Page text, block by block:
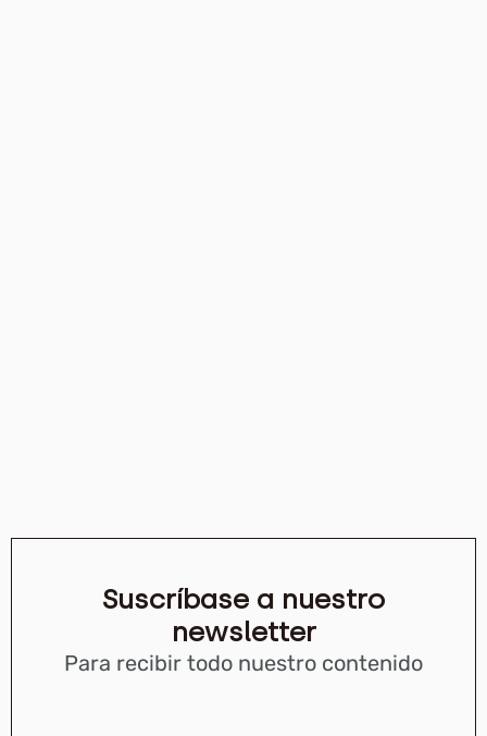
Suscríbase a nuestro
newsletter
Para recibir todo nuestro contenido